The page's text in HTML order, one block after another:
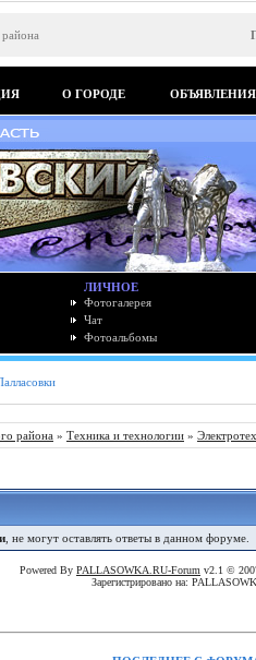
О ГОРОДЕ ОБЪЯВЛЕНИЯ
ЛИЧНОЕ
Фотогалерея
Чат
Фотоальбомы
района » Техника и технологии »
, не могут оставлять ответы в данном форуме.
Powered By PALLASOWKA.RU-Forum v2.1 ©
Зарегистрировано на: